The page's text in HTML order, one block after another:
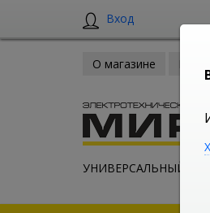
Вход
О магазине
УНИВЕРСАЛЬНЫЙ